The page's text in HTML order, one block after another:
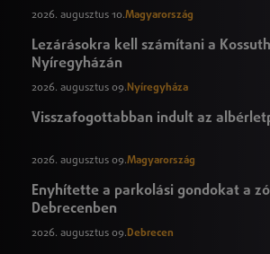
2026. augusztus 10.Magyarország
Lezárásokra kell számítani a
Nyíregyházán
2026. augusztus 09. Nyíregyháza
Visszafogottabban indult az
2026. augusztus 09.Magyarország
Enyhítette a parkolási gondokat a
Debrecenben
2026. augusztus 09.Debrecen